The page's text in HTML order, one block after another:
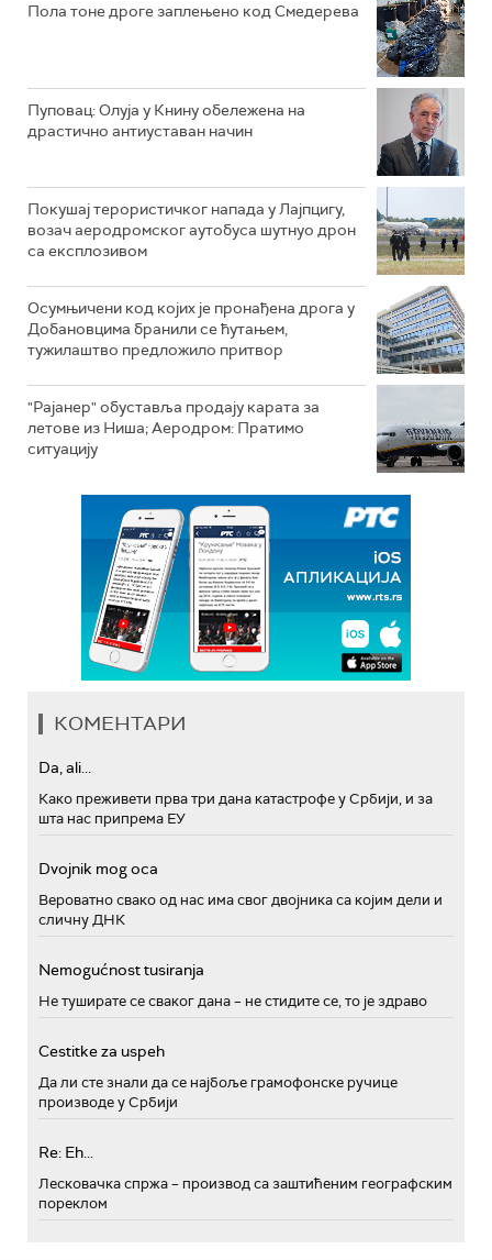
Пола тоне дроге заплењено код Смедерева
Пуповац: Олуја у Книну обележена на
драстично антиуставан начин
Покушај терористичког напада у Лајпцигу,
возач аеродромског аутобуса шутнуо дрон
са експлозивом
Осумњичени код којих је пронађена дрога у
Добановцима бранили се ћутањем,
тужилаштво предложило притвор
"Рајанер" обуставља продају карата за
летове из Ниша; Аеродром: Пратимо
ситуацију
КОМЕНТАРИ
Da, ali...
Како преживети прва три дана катастрофе у Србији, и за
шта нас припрема ЕУ
Dvojnik mog oca
Вероватно свако од нас има свог двојника са којим дели и
сличну ДНК
Nemogućnost tusiranja
Не туширате се сваког дана – не стидите се, то је здраво
Cestitke za uspeh
Да ли сте знали да се најбоље грамофонске ручице
производе у Србији
Re: Eh...
Лесковачка спржа – производ са заштићеним географским
пореклом